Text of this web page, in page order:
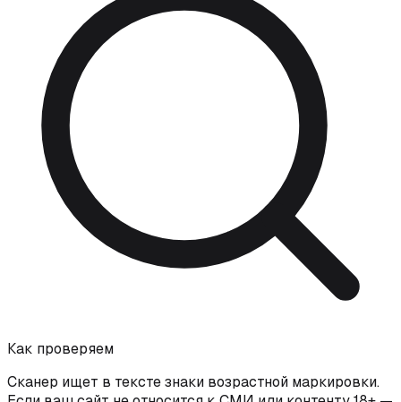
Как проверяем
Сканер ищет в тексте знаки возрастной маркировки.